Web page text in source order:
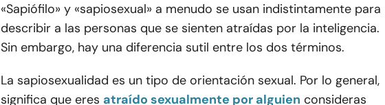
«Sapiófilo» y «sapiosexual» a menudo se usan indistintamente para
describir a las personas que se sienten atraídas por la inteligencia.
Sin embargo, hay una diferencia sutil entre los dos términos.
La sapiosexualidad es un tipo de orientación sexual. Por lo general,
significa que eres atraído sexualmente por alguien consideras